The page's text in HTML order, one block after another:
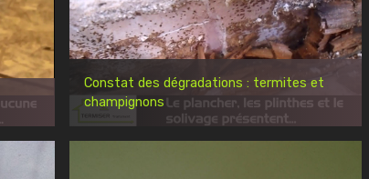
Constat des dégradations : termites et
champignons